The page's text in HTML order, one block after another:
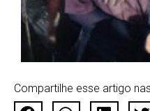
Compartilhe esse artigo